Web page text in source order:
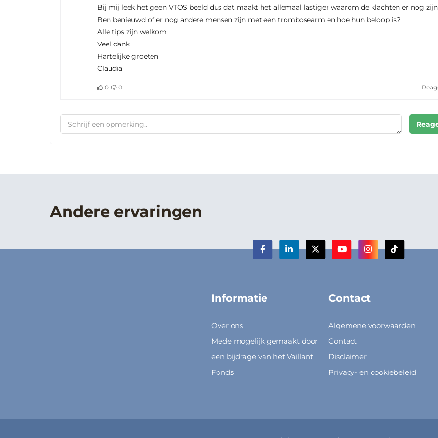
Bij mij leek het geen VTOS beeld dus dat maakt het allemaal lastiger waarom de klachten er nog
Ben benieuwd of er nog andere mensen zijn met een trombosearm en hoe hun beloop is?
Alle tips zijn welkom
Veel dank
Hartelijke groeten
Claudia
0 0
Andere ervaringen
Informatie
Over ons
Mede mogelijk gemaakt door
een bijdrage van het Vaillant
Fonds
Contact
Algemene voorwaarden
Contact
Disclaimer
Privacy- en cookiebeleid